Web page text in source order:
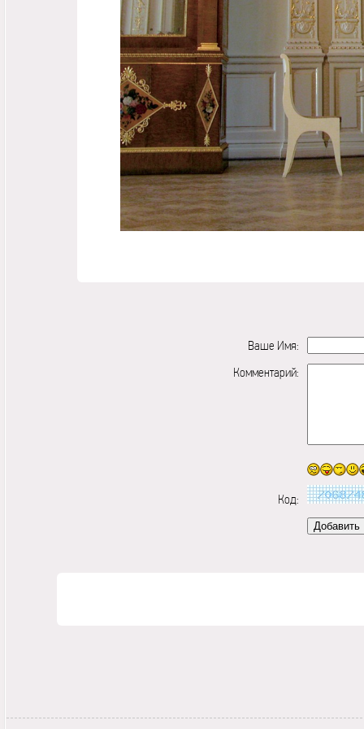
Ваше Имя:
Комментарий:
Код: